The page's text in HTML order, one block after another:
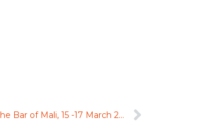
Solemn Reassembly and 45th anniversary of the Bar of Mali, 15 -17 March 2016